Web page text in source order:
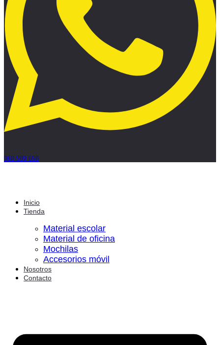
968 589 658
Inicio
Tienda
Material escolar
Material de oficina
Mochilas
Accesorios móvil
Nosotros
Contacto